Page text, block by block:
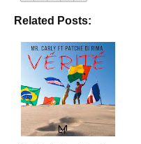
Related Posts: